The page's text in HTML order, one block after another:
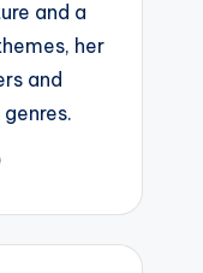
and a
her
and